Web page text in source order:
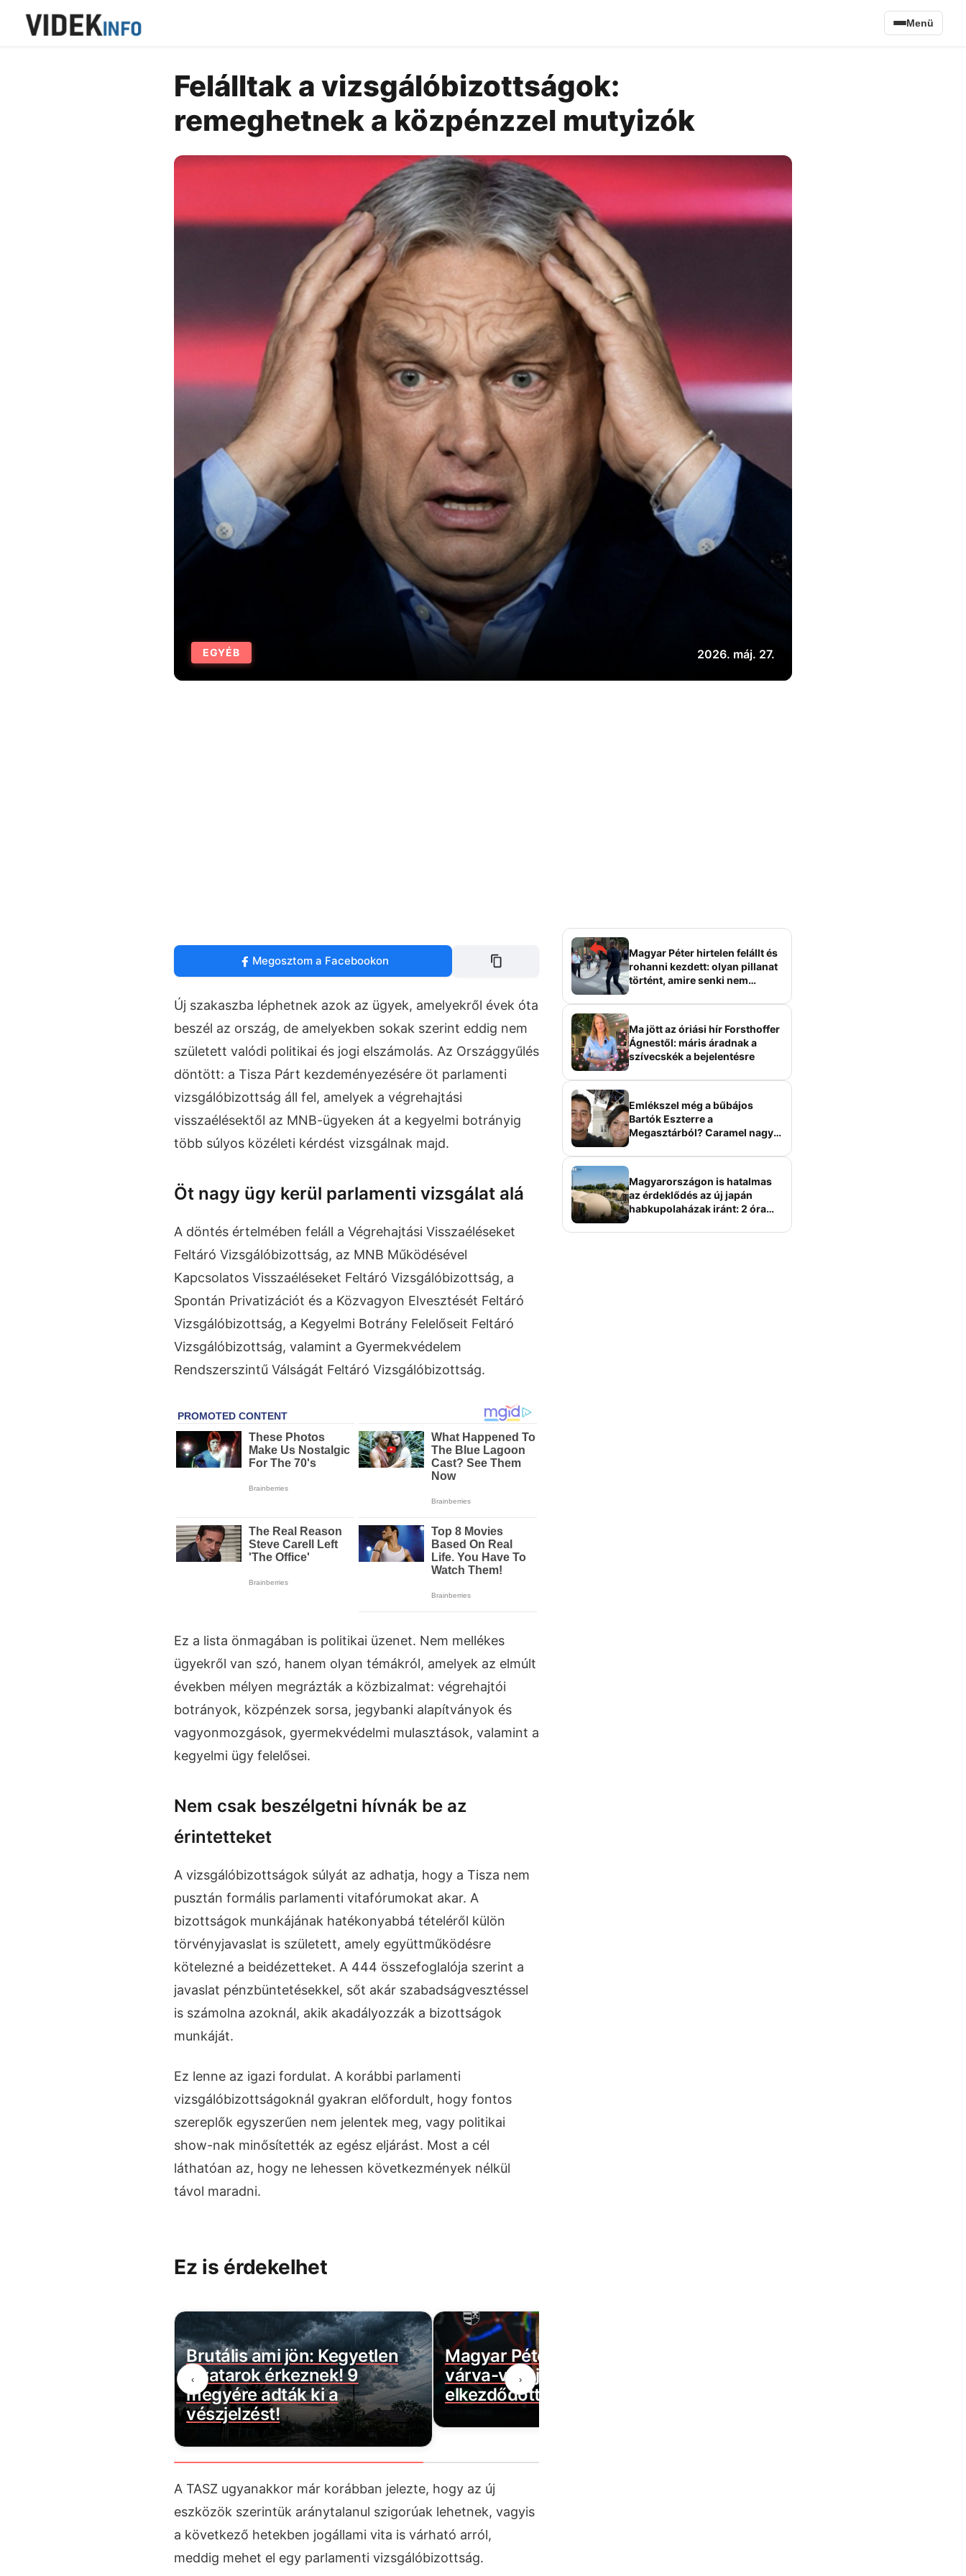
Menü
Felálltak a vizsgálóbizottságok:
remeghetnek a közpénzzel mutyizók
EGYÉB 2026. máj. 27.
Megosztom a Facebookon
Új szakaszba léphetnek azok az ügyek, amelyekről évek óta
beszél az ország, de amelyekben sokak szerint eddig nem
született valódi politikai és jogi elszámolás. Az Országgyűlés
döntött: a Tisza Párt kezdeményezésére öt parlamenti
vizsgálóbizottság áll fel, amelyek a végrehajtási
visszaélésektől az MNB-ügyeken át a kegyelmi botrányig
több súlyos közéleti kérdést vizsgálnak majd.
Öt nagy ügy kerül parlamenti vizsgálat alá
A döntés értelmében feláll a Végrehajtási Visszaéléseket
Feltáró Vizsgálóbizottság, az MNB Működésével
Kapcsolatos Visszaéléseket Feltáró Vizsgálóbizottság, a
Spontán Privatizációt és a Közvagyon Elvesztését Feltáró
Vizsgálóbizottság, a Kegyelmi Botrány Felelőseit Feltáró
Vizsgálóbizottság, valamint a Gyermekvédelem
Rendszerszintű Válságát Feltáró Vizsgálóbizottság.
Ez a lista önmagában is politikai üzenet. Nem mellékes
ügyekről van szó, hanem olyan témákról, amelyek az elmúlt
években mélyen megrázták a közbizalmat: végrehajtói
botrányok, közpénzek sorsa, jegybanki alapítványok és
vagyonmozgások, gyermekvédelmi mulasztások, valamint a
kegyelmi ügy felelősei.
Nem csak beszélgetni hívnák be az
érintetteket
A vizsgálóbizottságok súlyát az adhatja, hogy a Tisza nem
pusztán formális parlamenti vitafórumokat akar. A
bizottságok munkájának hatékonyabbá tételéről külön
törvényjavaslat is született, amely együttműködésre
kötelezné a beidézetteket. A 444 összefoglalója szerint a
javaslat pénzbüntetésekkel, sőt akár szabadságvesztéssel
is számolna azoknál, akik akadályozzák a bizottságok
munkáját.
Ez lenne az igazi fordulat. A korábbi parlamenti
vizsgálóbizottságoknál gyakran előfordult, hogy fontos
szereplők egyszerűen nem jelentek meg, vagy politikai
show-nak minősítették az egész eljárást. Most a cél
láthatóan az, hogy ne lehessen következmények nélkül
távol maradni.
Ez is érdekelhet
‹
Brutális ami jön: Kegyetlen
zivatarok érkeznek! 9
megyére adták ki a
vészjelzést!
Magyar Péter bejelentette a
várva-várt jó hírt! Végre
elkezdődött…
›
A TASZ ugyanakkor már korábban jelezte, hogy az új
eszközök szerintük aránytalanul szigorúak lehetnek, vagyis
a következő hetekben jogállami vita is várható arról,
meddig mehet el egy parlamenti vizsgálóbizottság.
Magyar Péter hirtelen felállt és
rohanni kezdett: olyan pillanat
történt, amire senki nem
Ma jött az óriási hír Forsthoffer
Ágnestől: máris áradnak a
szívecskék a bejelentésre
Emlékszel még a bűbájos
Bartók Eszterre a
Megasztárból? Caramel nagy
Magyarországon is hatalmas
az érdeklődés az új japán
habkupolaházak iránt: 2 óra
elképesztő áron hirdetik őket